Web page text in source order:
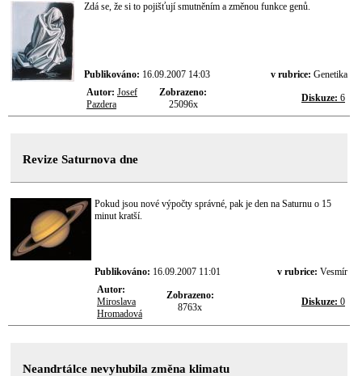
Zdá se, že si to pojišťují smutněním a změnou funkce genů.
Publikováno: 16.09.2007 14:03 v rubrice: Genetika
Autor: Josef
Pazdera
Zobrazeno:
25096x
Diskuze: 6
Revize Saturnova dne
Pokud jsou nové výpočty správné, pak je den na Saturnu o 15
minut kratší.
Publikováno: 16.09.2007 11:01 v rubrice: Vesmír
Autor:
Miroslava
Hromadová
Zobrazeno:
8763x
Diskuze: 0
Neandrtálce nevyhubila změna klimatu